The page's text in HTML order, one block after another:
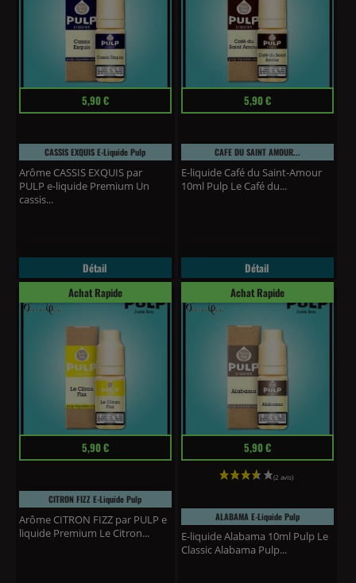
Prix 5,90 €
CASSIS EXQUIS E-Liquide Pulp
Arôme CASSIS EXQUIS par
PULP e-liquide Premium Un
cassis...
Détail
Achat Rapide
Prix 5,90 €
CAFE DU SAINT AMOUR...
E-liquide Café du Saint-Amour
10ml Pulp Le Café du...
Détail
Achat Rapide
Prix 5,90 €
CITRON FIZZ E-Liquide Pulp
Arôme CITRON FIZZ par PULP e
liquide Premium Le Citron...
Prix 5,90 €
ALABAMA E-Liquide Pulp
E-liquide Alabama 10ml Pulp Le
Classic Alabama Pulp...